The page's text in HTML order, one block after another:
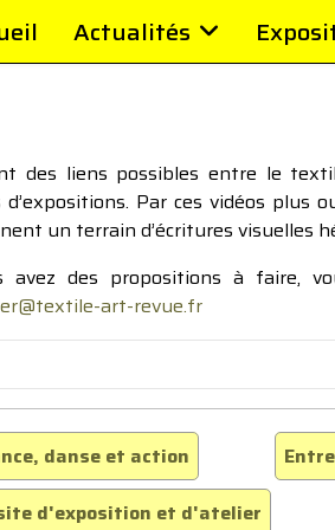
Actualités
des liens possibles entre le
Par ces vidéos plus
un terrain d’écritures visuelles
des propositions à faire,
art-revue.fr
danse et action
d'exposition et d'atelier